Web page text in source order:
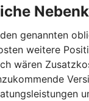
genannten
weitere
wären